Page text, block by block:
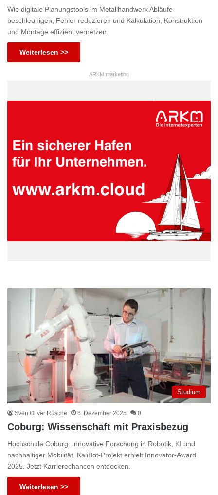
Wie digitale Planungstools im Metallhandwerk Abläufe
beschleunigen, Fehler reduzieren und Kalkulation, Konstruktion
und Montage effizient vernetzen.
Weiterlesen >>
ARKM.marketing
Studium
Sven Oliver Rüsche 6. Dezember 2025 0
Coburg: Wissenschaft mit Praxisbezug
Hochschule Coburg: Innovative Forschung in Robotik, KI und
nachhaltiger Mobilität. KaliBot-Projekt erhielt Innovator-Award
2025. Jetzt Karrierechancen entdecken.
Weiterlesen >>